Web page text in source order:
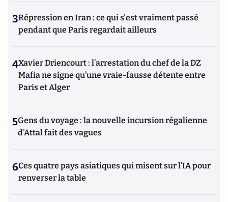
3Répression en Iran : ce qui s'est vraiment passé
pendant que Paris regardait ailleurs
4Xavier Driencourt : l’arrestation du chef de la DZ
Mafia ne signe qu’une vraie-fausse détente entre
Paris et Alger
5Gens du voyage : la nouvelle incursion régalienne
d'Attal fait des vagues
6Ces quatre pays asiatiques qui misent sur l’IA pour
renverser la table